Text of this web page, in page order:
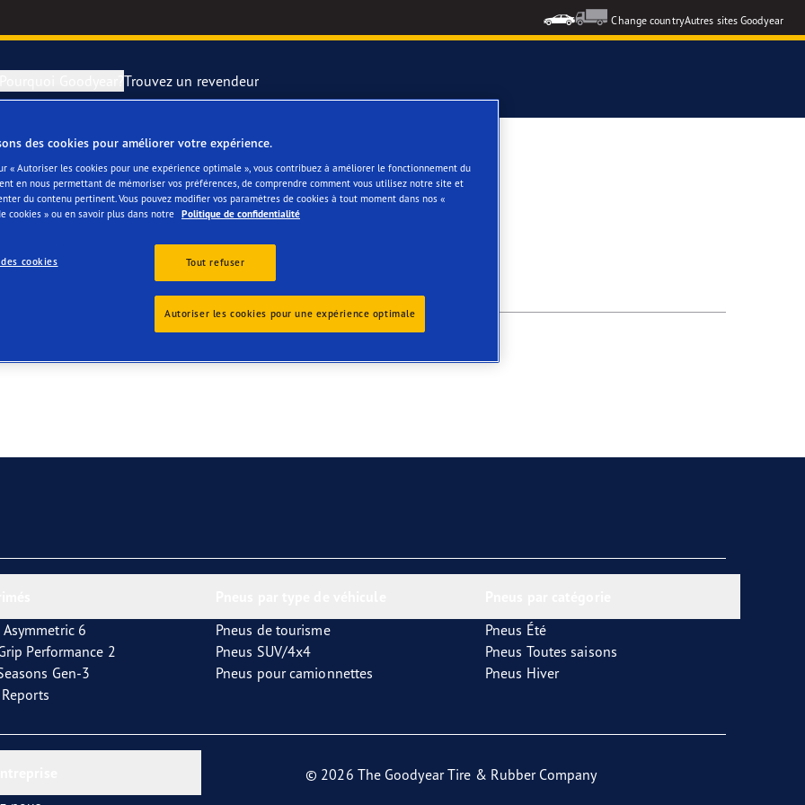
Change countryAutres sites Goodyear
Pourquoi Goodyear?
F1 SuperSport
Performance 2
4Seasons GEN-3
Trouvez un revendeur
SA
Asymmetric 6
Performance 2
Gen-3
Pneus de tourisme
Pneus SUV/4x4
Pneus pour camionnettes
Pneus Été
Pneus Toutes saisons
Pneus Hiver
© 2026 The Goodyear Tire & Rubber Company
des cookies pour améliorer votre expérience.
« Autoriser les cookies pour une expérience optimale », vous contribuez à améliorer le fonctionnement du
en nous permettant de mémoriser vos préférences, de comprendre comment vous utilisez notre site et
du contenu pertinent. Vous pouvez modifier vos paramètres de cookies à tout moment dans nos «
cookies » ou en savoir plus dans notre Politique de confidentialité
cookies Tout refuser
Autoriser les cookies pour une expérience optimale